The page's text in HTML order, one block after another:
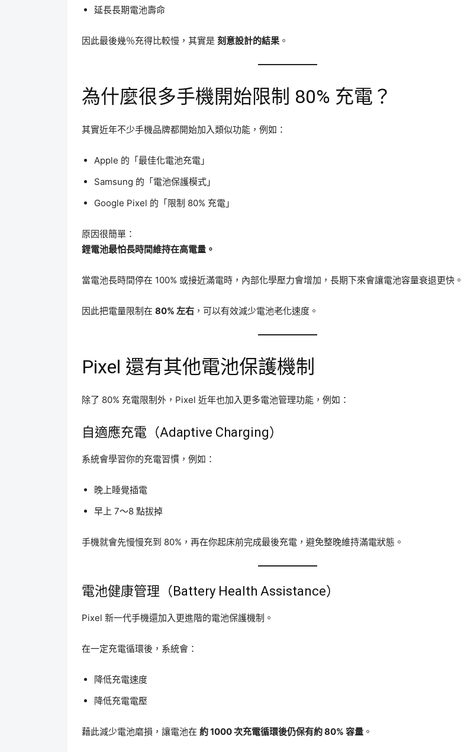
延長長期電池壽命
因此最後幾％充得比較慢，其實是 刻意設計的結果 。
為什麼很多手機開始限制 80% 充電？
其實近年不少手機品牌都開始加入類似功能，例如：
Apple 的「最佳化電池充電」
Samsung 的「電池保護模式」
Google Pixel 的「限制 80% 充電」
原因很簡單：
鋰電池最怕長時間維持在高電量。
當電池長時間停在 100% 或接近滿電時，內部化學壓力會增加，長期下來會讓電池容量衰退更快。
因此把電量限制在 80% 左右 ，可以有效減少電池老化速度。
Pixel 還有其他電池保護機制
除了 80% 充電限制外，Pixel 近年也加入更多電池管理功能，例如：
自適應充電（Adaptive Charging）
系統會學習你的充電習慣，例如：
晚上睡覺插電
早上 7～8 點拔掉
手機就會先慢慢充到 80%，再在你起床前完成最後充電，避免整晚維持滿電狀態。
電池健康管理（Battery Health Assistance）
Pixel 新一代手機還加入更進階的電池保護機制。
在一定充電循環後，系統會：
降低充電速度
降低充電電壓
藉此減少電池磨損，讓電池在 約 1000 次充電循環後仍保有約 80% 容量 。